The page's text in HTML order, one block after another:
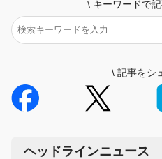
\ キーワードで
\ 記事をシ
ヘッドラインニュース